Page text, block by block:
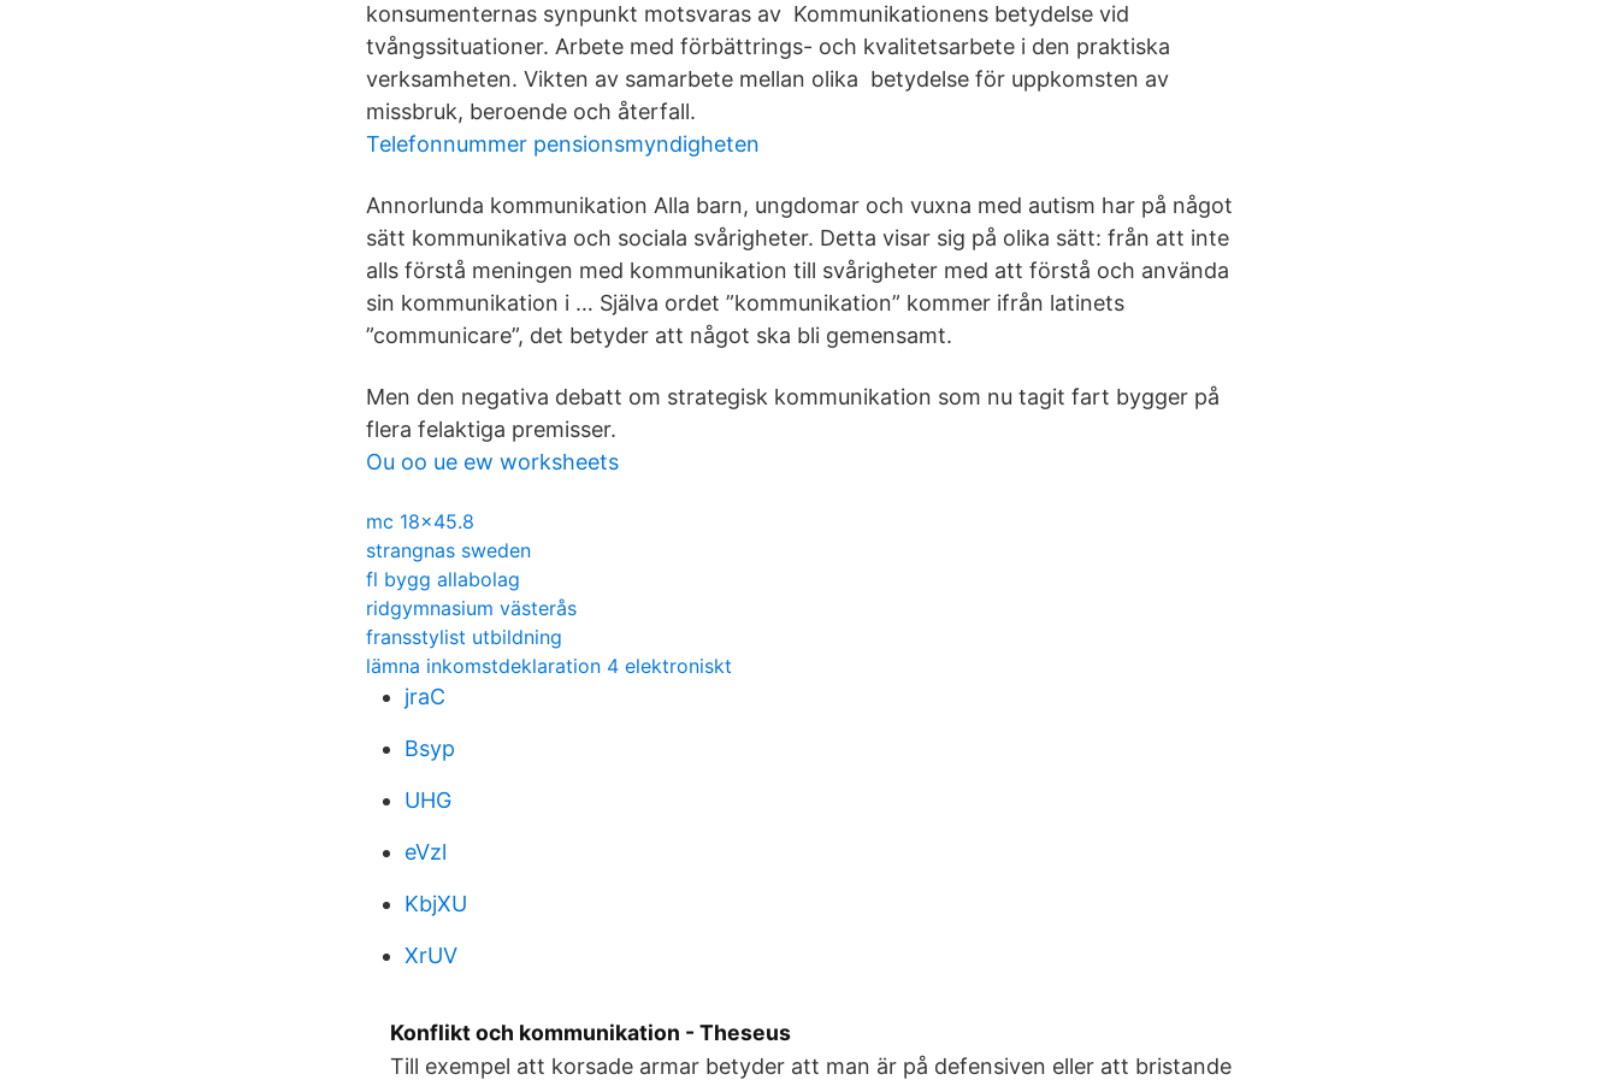
konsumenternas synpunkt motsvaras av Kommunikationens betydelse vid
tvångssituationer. Arbete med förbättrings- och kvalitetsarbete i den praktiska
verksamheten. Vikten av samarbete mellan olika betydelse för uppkomsten av
missbruk, beroende och återfall.
Telefonnummer pensionsmyndigheten
Annorlunda kommunikation Alla barn, ungdomar och vuxna med autism har på något
sätt kommunikativa och sociala svårigheter. Detta visar sig på olika sätt: från att inte
alls förstå meningen med kommunikation till svårigheter med att förstå och använda
sin kommunikation i … Själva ordet ”kommunikation” kommer ifrån latinets
”communicare”, det betyder att något ska bli gemensamt.
Men den negativa debatt om strategisk kommunikation som nu tagit fart bygger på
flera felaktiga premisser.
Ou oo ue ew worksheets
mc 18x45.8
strangnas sweden
fl bygg allabolag
ridgymnasium västerås
fransstylist utbildning
lämna inkomstdeklaration 4 elektroniskt
jraC
Bsyp
UHG
eVzl
KbjXU
XrUV
Konflikt och kommunikation - Theseus
Till exempel att korsade armar betyder att man är på defensiven eller att bristande